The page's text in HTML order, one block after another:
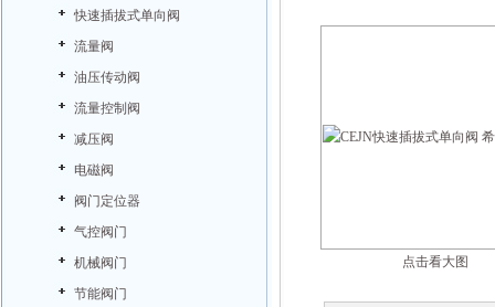
快速插拔式单向阀
流量阀
油压传动阀
流量控制阀
减压阀
电磁阀
阀门定位器
气控阀门
机械阀门
节能阀门
点击看大图